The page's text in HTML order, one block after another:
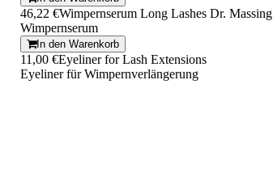
46,22 €Wimpernserum Long Lashes Dr. Massing
Wimpernserum
In den Warenkorb
11,00 €Eyeliner for Lash Extensions
Eyeliner für Wimpernverlängerung